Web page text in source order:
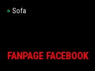
Sofa
FANPAGE FACEBOOK